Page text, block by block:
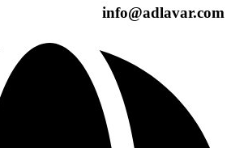
info@adlavar.com